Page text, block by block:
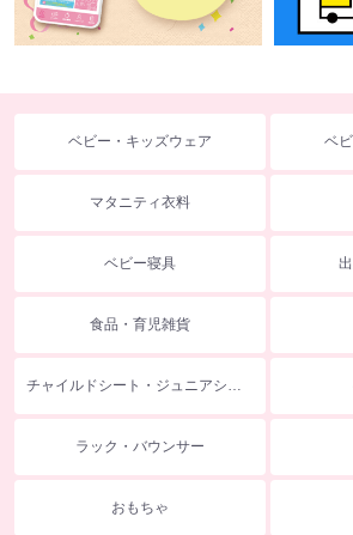
ベビー・キッズウェア ベ
マタニティ衣料
ベビー寝具
食品・育児雑貨
ラック・バウンサー
おもちゃ